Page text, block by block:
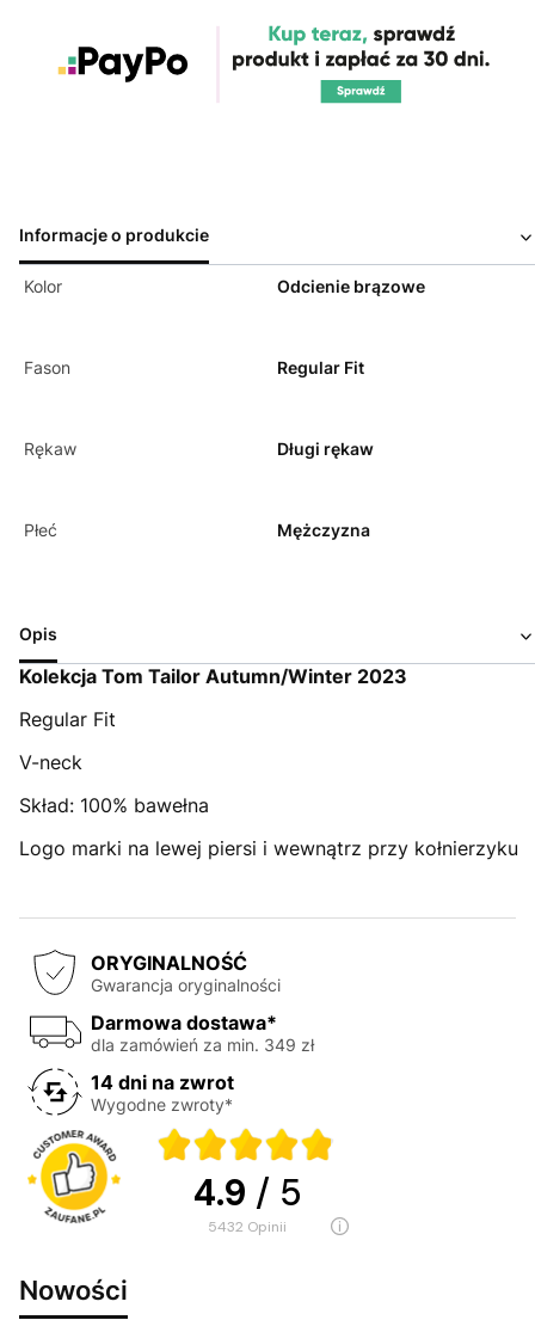
Informacje o produkcie
Kolor Odcienie brązowe
Fason Regular Fit
Rękaw Długi rękaw
Płeć Mężczyzna
Opis
Kolekcja Tom Tailor Autumn/Winter 2023
Regular Fit
V-neck
Skład: 100% bawełna
Logo marki na lewej piersi i wewnątrz przy kołnierzyku
ORYGINALNOŚĆ
Gwarancja oryginalności
Darmowa dostawa*
dla zamówień za min. 349 zł
14 dni na zwrot
Wygodne zwroty*
4.9 / 5
5432 opinii
Nowości